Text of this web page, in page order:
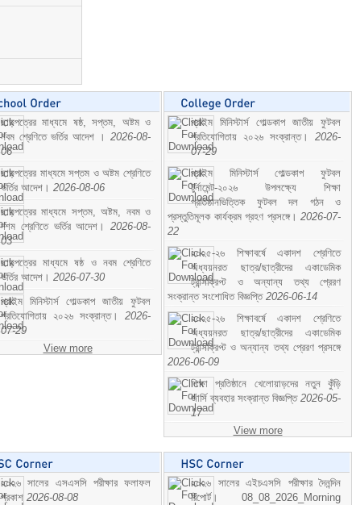
ছাড়পত্রের মাধ্যমে ষষ্ঠ, সপ্তম, অষ্টম ও
নবম শ্রেণিতে ভর্তির আদেশ । 2026-08-
06
ছাড়পত্রের মাধ্যমে সপ্তম ও অষ্টম শ্রেণিতে
ভর্তির আদেশ। 2026-08-06
ছাড়পত্রের মাধ্যমে সপ্তম, অষ্টম, নবম ও
দশম শ্রেণিতে ভর্তির আদেশ। 2026-08-
03
ছাড়পত্রের মাধ্যমে ষষ্ঠ ও নবম শ্রেণিতে
ভর্তির আদেশ। 2026-07-30
প্রাইম মিনিস্টার্স গোল্ডকাপ জাতীয় ফুটবল
প্রতিযোগিতায় ২০২৬ সংক্রান্ত। 2026-
07-29
View more
প্রাইম মিনিস্টার্স গোল্ডকাপ জাতীয় ফুটবল
প্রতিযোগিতায় ২০২৬ সংক্রান্ত। 2026-
07-29
প্রাইম মিনিস্টার্স গোল্ডকাপ ফুটবল
টুর্নামেন্ট-২০২৬ উপলক্ষ্যে শিক্ষা
প্রতিষ্ঠানভিত্তিক ফুটবল দল গঠন ও
প্রস্তুতিমূলক কার্যক্রম গ্রহণ প্রসঙ্গে। 2026-07-
22
২০২৫-২৬ শিক্ষাবর্ষে একাদশ শ্রেণিতে
অধ্যয়নরত ছাত্র/ছাত্রীদের একাডেমিক
ট্রান্সক্রিপ্ট ও অন্যান্য তথ্য প্রেরণ
সংক্রান্ত সংশোধিত বিজ্ঞপ্তি 2026-06-14
২০২৫-২৬ শিক্ষাবর্ষে একাদশ শ্রেণিতে
অধ্যয়নরত ছাত্র/ছাত্রীদের একাডেমিক
ট্রান্সক্রিপ্ট ও অন্যান্য তথ্য প্রেরণ প্রসঙ্গে
2026-06-09
শিক্ষা প্রতিষ্ঠানে খেলোয়াড়দের নতুন কুঁড়ি
জার্সি ব্যবহার সংক্রান্ত বিজ্ঞপ্তি 2026-05-
17
View more
২০২৬ সালের এসএসসি পরীক্ষার ফলাফল
প্রকাশ 2026-08-08
২০২৬ সালের এইচএসসি পরীক্ষার দৈনন্দিন
রিপোর্ট। 08_08_2026_Morning